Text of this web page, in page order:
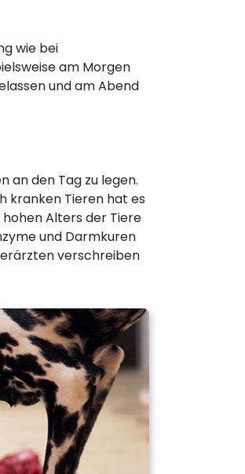
wie bei
am Morgen
und am Abend
an den Tag zu legen.
kranken Tieren hat es
Alters der Tiere
und Darmkuren
verschreiben